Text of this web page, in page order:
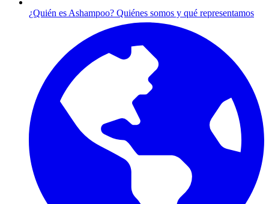
¿Quién es Ashampoo? Quiénes somos y qué representamos